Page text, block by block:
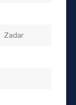
Zadar